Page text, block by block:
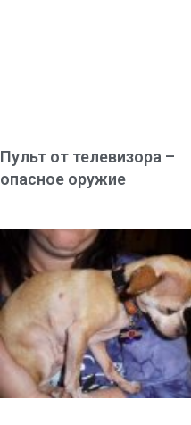
Пульт от телевизора –
опасное оружие